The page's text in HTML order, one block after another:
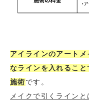
アイラインのアート
なラインを入れるこ
施術です。
メイクで引くラインと